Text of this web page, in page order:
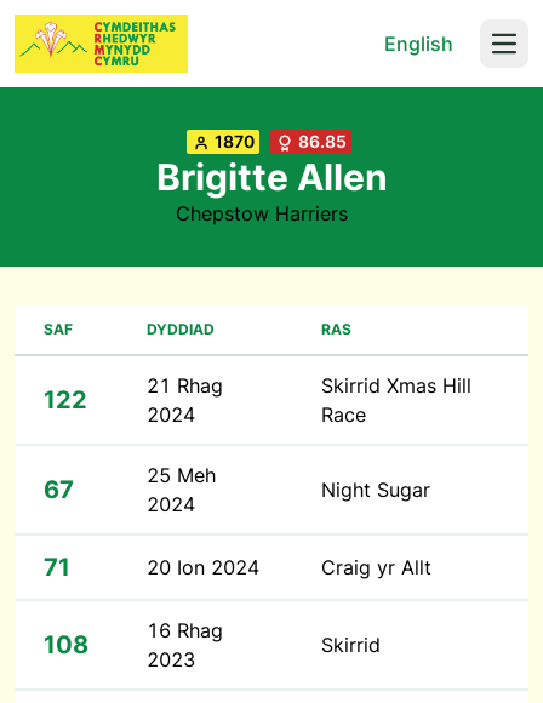
English
1870 86.85
Brigitte Allen
Chepstow Harriers
SAF DYDDIAD RAS
122
21 Rhag
2024
Skirrid Xmas Hill
Race
67
25 Meh
2024
Night Sugar
71 20 Ion 2024 Craig yr Allt
108
16 Rhag
2023
Skirrid